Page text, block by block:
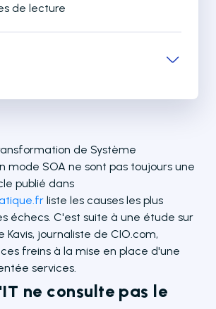
de lecture
de Système
mode SOA ne sont pas toujours une
publié dans
liste les causes les plus
échecs. C'est suite à une étude sur
Kavis, journaliste de CIO.com,
freins à la mise en place d'une
services.
ne consulte pas le